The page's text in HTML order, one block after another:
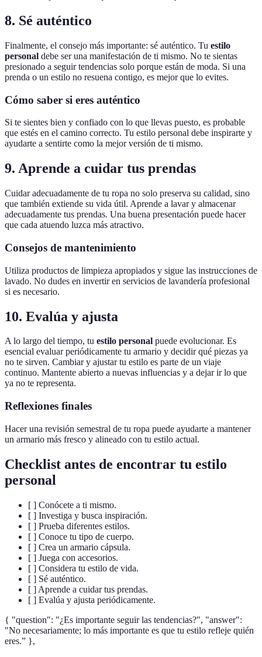
8. Sé auténtico
Finalmente, el consejo más importante: sé auténtico. Tu estilo
personal debe ser una manifestación de ti mismo. No te sientas
presionado a seguir tendencias solo porque están de moda. Si una
prenda o un estilo no resuena contigo, es mejor que lo evites.
Cómo saber si eres auténtico
Si te sientes bien y confiado con lo que llevas puesto, es probable
que estés en el camino correcto. Tu estilo personal debe inspirarte y
ayudarte a sentirte como la mejor versión de ti mismo.
9. Aprende a cuidar tus prendas
Cuidar adecuadamente de tu ropa no solo preserva su calidad, sino
que también extiende su vida útil. Aprende a lavar y almacenar
adecuadamente tus prendas. Una buena presentación puede hacer
que cada atuendo luzca más atractivo.
Consejos de mantenimiento
Utiliza productos de limpieza apropiados y sigue las instrucciones de
lavado. No dudes en invertir en servicios de lavandería profesional
si es necesario.
10. Evalúa y ajusta
A lo largo del tiempo, tu estilo personal puede evolucionar. Es
esencial evaluar periódicamente tu armario y decidir qué piezas ya
no te sirven. Cambiar y ajustar tu estilo es parte de un viaje
continuo. Mantente abierto a nuevas influencias y a dejar ir lo que
ya no te representa.
Reflexiones finales
Hacer una revisión semestral de tu ropa puede ayudarte a mantener
un armario más fresco y alineado con tu estilo actual.
Checklist antes de encontrar tu estilo
personal
[ ] Conócete a ti mismo.
[ ] Investiga y busca inspiración.
[ ] Prueba diferentes estilos.
[ ] Conoce tu tipo de cuerpo.
[ ] Crea un armario cápsula.
[ ] Juega con accesorios.
[ ] Considera tu estilo de vida.
[ ] Sé auténtico.
[ ] Aprende a cuidar tus prendas.
[ ] Evalúa y ajusta periódicamente.
{ "question": "¿Es importante seguir las tendencias?", "answer":
"No necesariamente; lo más importante es que tu estilo refleje quién
eres.” },